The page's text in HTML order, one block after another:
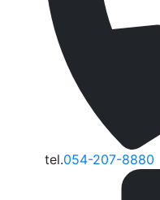
tel.054-207-8880